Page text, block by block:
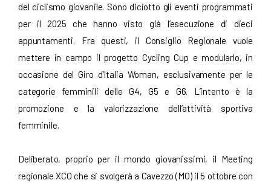
del ciclismo giovanile. Sono diciotto gli eventi programmati
per il 2025 che hanno visto già l’esecuzione di dieci
appuntamenti. Fra questi, il Consiglio Regionale vuole
mettere in campo il progetto Cycling Cup e modularlo, in
occasione del Giro d’Italia Woman, esclusivamente per le
categorie femminili delle G4, G5 e G6. L’intento è la
promozione e la valorizzazione dell’attività sportiva
femminile.
Deliberato, proprio per il mondo giovanissimi, il Meeting
regionale XCO che si svolgerà a Cavezzo (MO) il 5 ottobre con